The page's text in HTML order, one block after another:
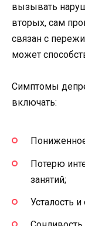
вызывать
вторых, сам
связан с
может
Симптомы
включать:
Потерю
занятий;
Усталость